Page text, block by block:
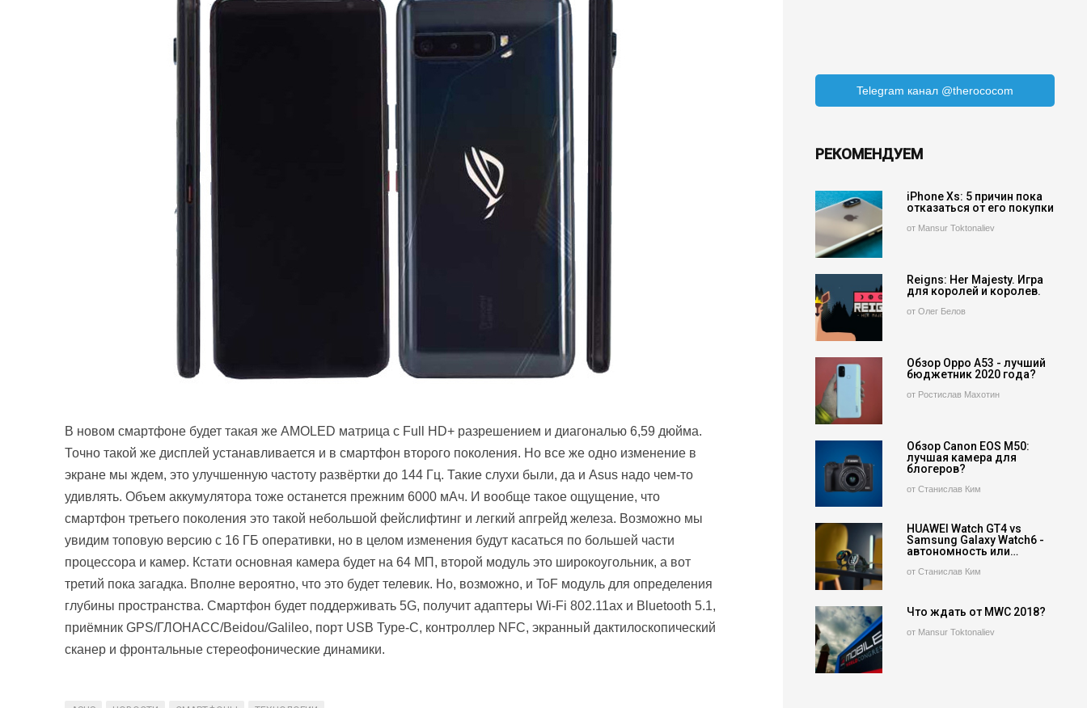
В новом смартфоне будет такая же AMOLED матрица с Full HD+ разрешением и диагональю 6,59 дюйма.
Точно такой же дисплей устанавливается и в смартфон второго поколения. Но все же одно изменение в
экране мы ждем, это улучшенную частоту развёртки до 144 Гц. Такие слухи были, да и Asus надо чем-то
удивлять. Объем аккумулятора тоже останется прежним 6000 мАч. И вообще такое ощущение, что
смартфон третьего поколения это такой небольшой фейслифтинг и легкий апгрейд железа. Возможно мы
увидим топовую версию с 16 ГБ оперативки, но в целом изменения будут касаться по большей части
процессора и камер. Кстати основная камера будет на 64 МП, второй модуль это широкоугольник, а вот
третий пока загадка. Вполне вероятно, что это будет телевик. Но, возможно, и ToF модуль для определения
глубины пространства. Смартфон будет поддерживать 5G, получит адаптеры Wi-Fi 802.11ax и Bluetooth 5.1,
приёмник GPS/ГЛОНАСС/Beidou/Galileo, порт USB Type-C, контроллер NFC, экранный дактилоскопический
сканер и фронтальные стереофонические динамики.
Telegram канал @therococom
РЕКОМЕНДУЕМ
iPhone Xs: 5 причин пока
отказаться от его покупки
от Mansur Toktonaliev
Reigns: Her Majesty. Игра
для королей и королев.
от Олег Белов
Обзор Oppo A53 - лучший
бюджетник 2020 года?
от Ростислав Махотин
Обзор Canon EOS M50:
лучшая камера для
блогеров?
от Станислав Ким
HUAWEI Watch GT4 vs
Samsung Galaxy Watch6 -
автономность или…
от Станислав Ким
Что ждать от MWC 2018?
от Mansur Toktonaliev